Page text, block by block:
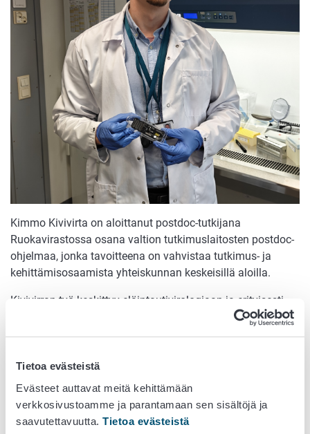
Tietoa evästeistä
Evästeet auttavat meitä kehittämään
verkkosivustoamme ja parantamaan sen sisältöjä ja
saavutettavuutta. Tietoa evästeistä
Kimmo Kivivirta on aloittanut postdoc-tutkijana
Ruokavirastossa osana valtion tutkimuslaitosten postdoc-
ohjelmaa, jonka tavoitteena on vahvistaa tutkimus- ja
kehittämisosaamista yhteiskunnan keskeisillä aloilla.
Kivivirran työ keskittyy eläintautivirologiaan ja erityisesti
siihen, miten uusimmat sekvensointiteknologiat voidaan
valjastaa diagnostiikan tueksi.
– Sekvensointiteknologiat ovat keskeisessä roolissa
Ruokavirastossa käytössä ovat jo pitkään olleet Sanger- ja
Illumina-pohjaiset menetelmät, jotka tarjoavat luotettavan